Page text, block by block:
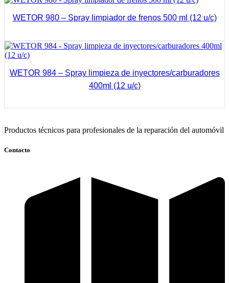
WETOR 980 – Spray limpiador de frenos 500 ml (12 u/c)
WETOR 984 – Spray limpieza de inyectores/carburadores
400ml (12 u/c)
Productos técnicos para profesionales de la reparación del automóvil
Contacto